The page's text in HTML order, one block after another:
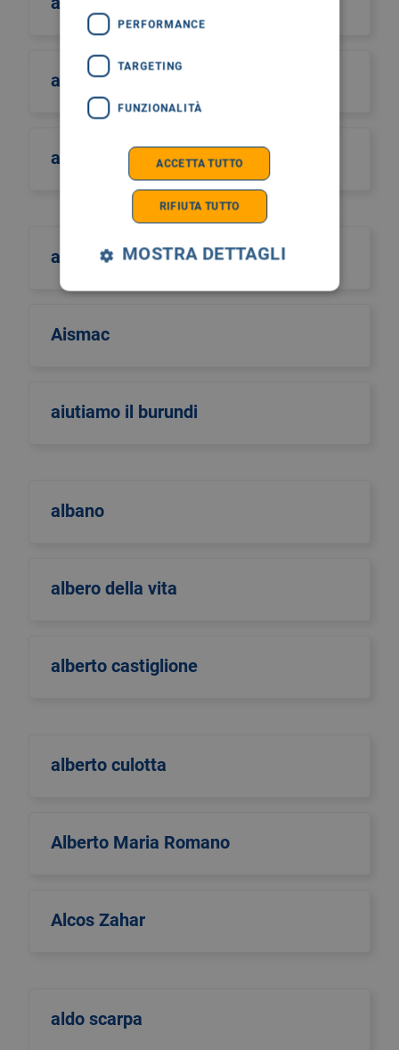
aiom sicilia
airo
aism
Aismac
aiutiamo il burundi
albano
albero della vita
alberto castiglione
alberto culotta
Alberto Maria Romano
Alcos Zahar
aldo scarpa
PERFORMANCE
TARGETING
FUNZIONALITÀ
ACCETTA TUTTO
RIFIUTA TUTTO
MOSTRA DETTAGLI